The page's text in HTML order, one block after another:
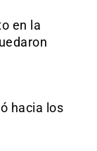
en la
hacia los